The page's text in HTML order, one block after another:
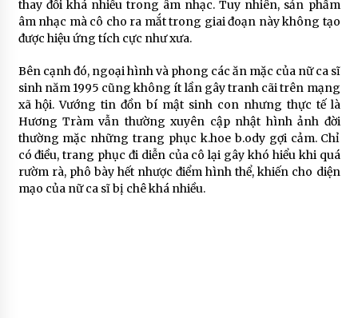
thay đổi khá nhiều trong âm nhạc. Tuy nhiên, sản phẩm
âm nhạc mà cô cho ra mắt trong giai đoạn này không tạo
được hiệu ứng tích cực như xưa.
Bên cạnh đó, ngoại hình và phong các ăn mặc của nữ ca sĩ
sinh năm 1995 cũng không ít lần gây tranh cãi trên mạng
xã hội. Vướng tin đồn bí mật sinh con nhưng thực tế là
Hương Tràm vẫn thường xuyên cập nhật hình ảnh đời
thường mặc những trang phục k.hoe b.ody gợi cảm. Chỉ
có điều, trang phục đi diễn của cô lại gây khó hiểu khi quá
rườm rà, phô bày hết nhược điểm hình thể, khiến cho diện
mạo của nữ ca sĩ bị chê khá nhiều.